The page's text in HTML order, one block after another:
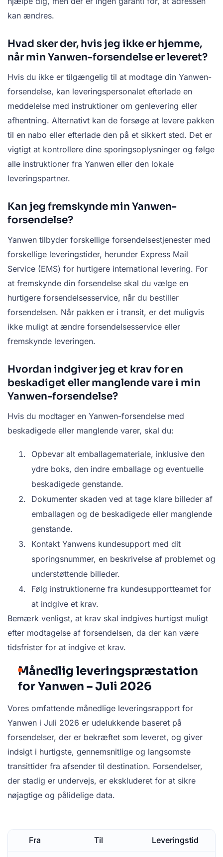
kan ændres.
Hvad sker der, hvis jeg ikke er hjemme,
når min Yanwen-forsendelse er leveret?
Hvis du ikke er tilgængelig til at modtage din Yanwen-
forsendelse, kan leveringspersonalet efterlade en
meddelelse med instruktioner om genlevering eller
afhentning. Alternativt kan de forsøge at levere pakken
til en nabo eller efterlade den på et sikkert sted. Det er
vigtigt at kontrollere dine sporingsoplysninger og følge
alle instruktioner fra Yanwen eller den lokale
leveringspartner.
Kan jeg fremskynde min Yanwen-
forsendelse?
Yanwen tilbyder forskellige forsendelsestjenester med
forskellige leveringstider, herunder Express Mail
Service (EMS) for hurtigere international levering. For
at fremskynde din forsendelse skal du vælge en
hurtigere forsendelsesservice, når du bestiller
forsendelsen. Når pakken er i transit, er det muligvis
ikke muligt at ændre forsendelsesservice eller
fremskynde leveringen.
Hvordan indgiver jeg et krav for en
beskadiget eller manglende vare i min
Yanwen-forsendelse?
Hvis du modtager en Yanwen-forsendelse med
beskadigede eller manglende varer, skal du:
Opbevar alt emballagemateriale, inklusive den
ydre boks, den indre emballage og eventuelle
beskadigede genstande.
Dokumenter skaden ved at tage klare billeder af
emballagen og de beskadigede eller manglende
genstande.
Kontakt Yanwens kundesupport med dit
sporingsnummer, en beskrivelse af problemet og
understøttende billeder.
Følg instruktionerne fra kundesupportteamet for
at indgive et krav.
Bemærk venligst, at krav skal indgives hurtigst muligt
efter modtagelse af forsendelsen, da der kan være
tidsfrister for at indgive et krav.
Månedlig leveringspræstation
for Yanwen – Juli 2026
Vores omfattende månedlige leveringsrapport for
Yanwen i Juli 2026 er udelukkende baseret på
forsendelser, der er bekræftet som leveret, og giver
indsigt i hurtigste, gennemsnitlige og langsomste
transittider fra afsender til destination. Forsendelser,
der stadig er undervejs, er ekskluderet for at sikre
nøjagtige og pålidelige data.
Fra Til Leveringstid